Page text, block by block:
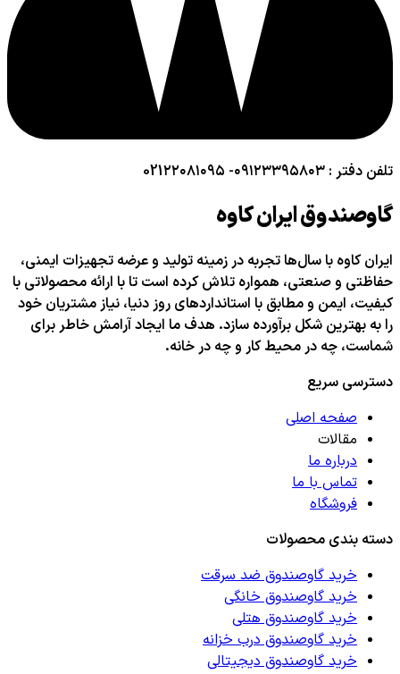
تلفن دفتر : ۰۹۱۲۳۳۹۵۸۰۳- 021۲۲۰۸۱۰۹۵
گاوصندوق ایران کاوه
ایران کاوه با سال‌ها تجربه در زمینه تولید و عرضه تجهیزات ایمنی،
حفاظتی و صنعتی، همواره تلاش کرده است تا با ارائه محصولاتی با
کیفیت، ایمن و مطابق با استانداردهای روز دنیا، نیاز مشتریان خود
را به بهترین شکل برآورده سازد. هدف ما ایجاد آرامش خاطر برای
شماست، چه در محیط کار و چه در خانه.
دسترسی سریع
صفحه اصلی
مقالات
درباره ما
تماس با ما
فروشگاه
دسته بندی محصولات
خرید گاوصندوق ضد سرقت
خرید گاوصندوق خانگی
خرید گاوصندوق هتلی
خرید گاوصندوق درب خزانه
خرید گاوصندوق دیجیتالی